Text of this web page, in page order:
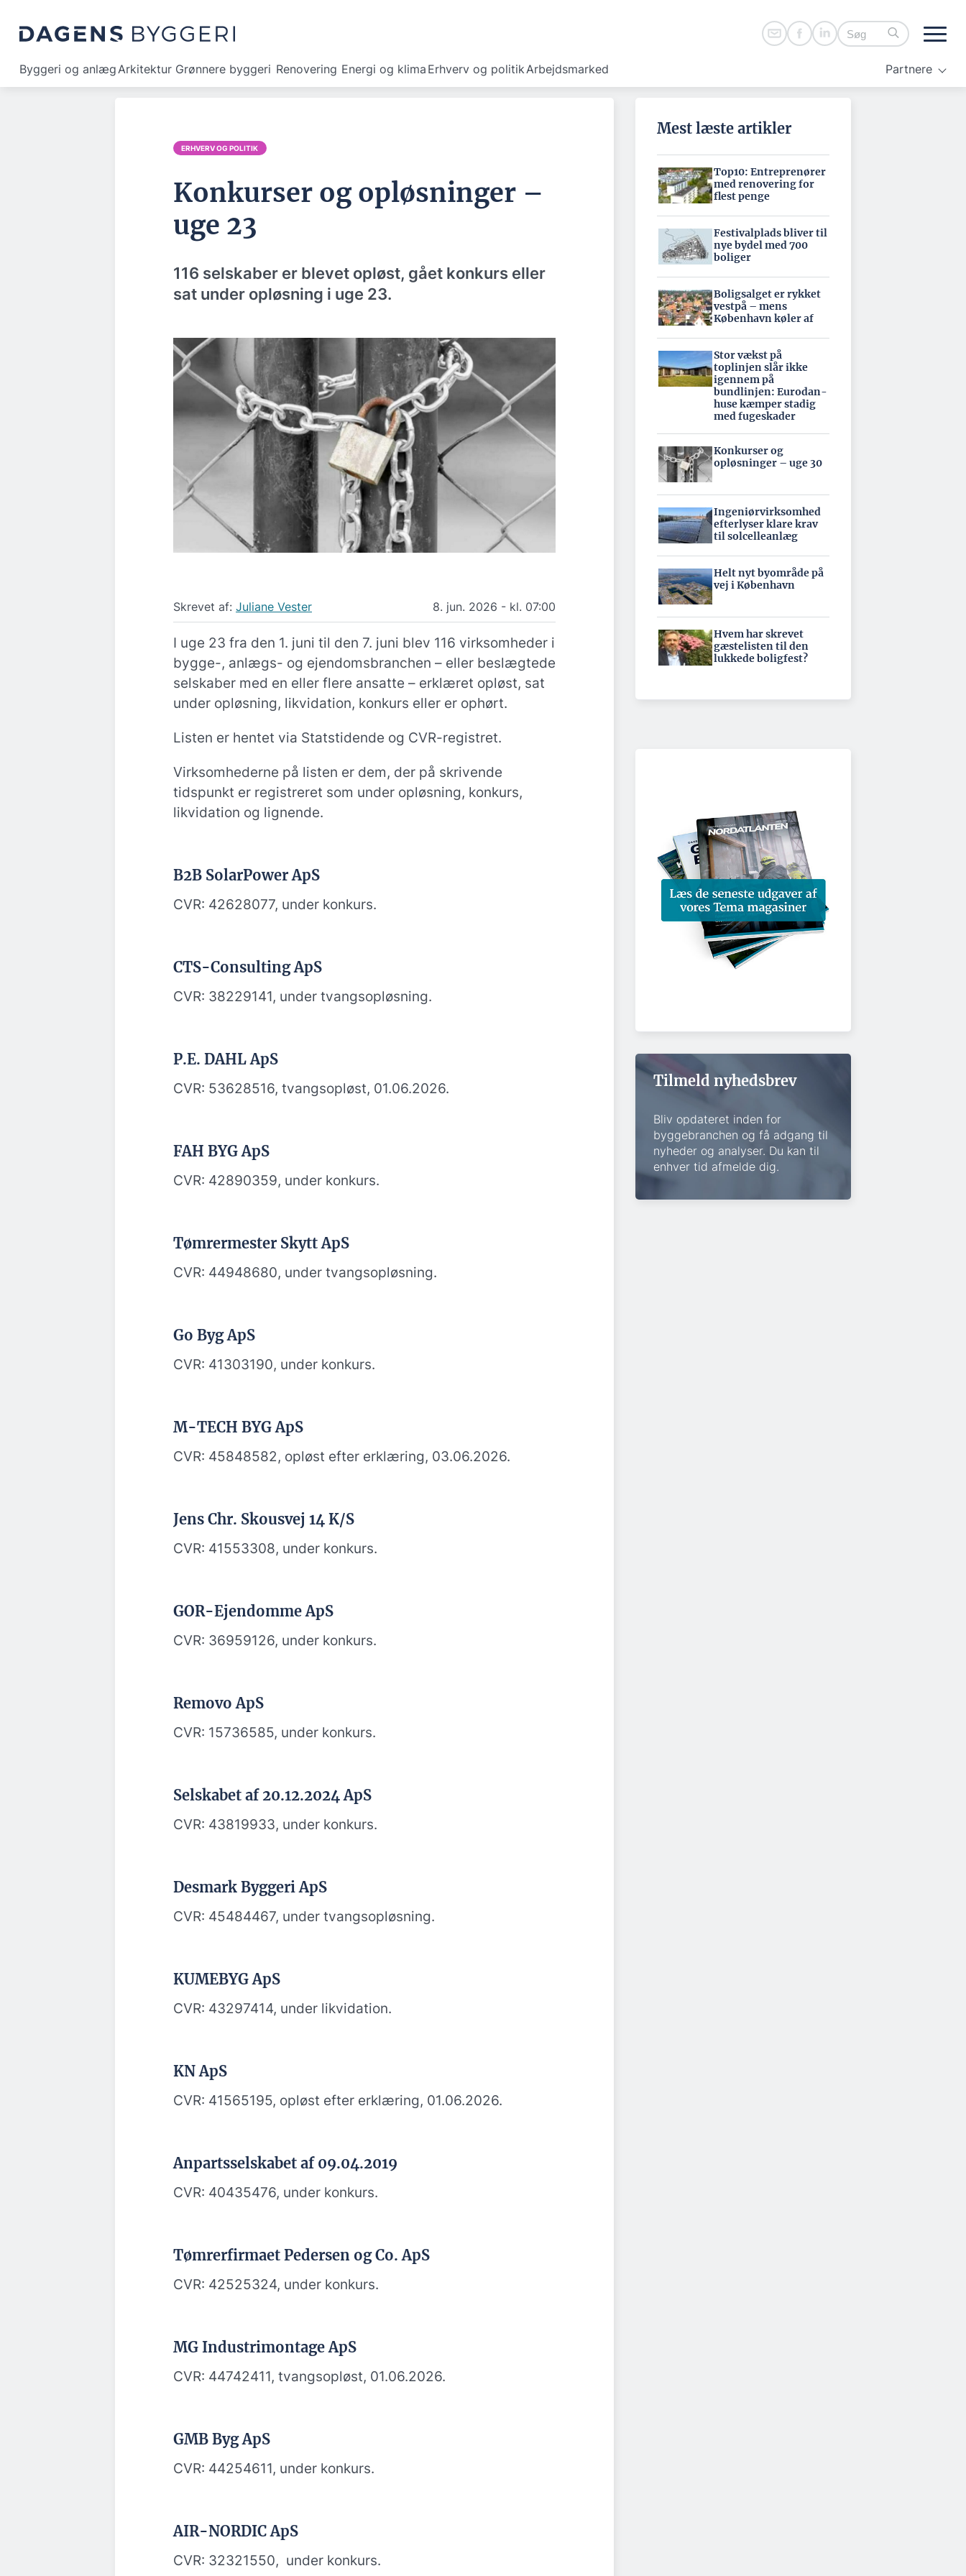
Byggeri og anlægArkitektur Grønnere byggeri Renovering Energi og klima Erhverv og politikArbejdsmarked Partnere
ERHVERV OG POLITIK
Konkurser og opløsninger –
uge 23
116 selskaber er blevet opløst, gået konkurs eller
sat under opløsning i uge 23.
Skrevet af: Juliane Vester 8. jun. 2026 - kl. 07:00
I uge 23 fra den 1. juni til den 7. juni blev 116 virksomheder i
bygge-, anlægs- og ejendomsbranchen – eller beslægtede
selskaber med en eller flere ansatte – erklæret opløst, sat
under opløsning, likvidation, konkurs eller er ophørt.
Listen er hentet via Statstidende og CVR-registret.
Virksomhederne på listen er dem, der på skrivende
tidspunkt er registreret som under opløsning, konkurs,
likvidation og lignende.
B2B SolarPower ApS
CVR: 42628077, under konkurs.
CTS-Consulting ApS
CVR: 38229141, under tvangsopløsning.
P.E. DAHL ApS
CVR: 53628516, tvangsopløst, 01.06.2026.
FAH BYG ApS
CVR: 42890359, under konkurs.
Tømrermester Skytt ApS
CVR: 44948680, under tvangsopløsning.
Go Byg ApS
CVR: 41303190, under konkurs.
M-TECH BYG ApS
CVR: 45848582, opløst efter erklæring, 03.06.2026.
Jens Chr. Skousvej 14 K/S
CVR: 41553308, under konkurs.
GOR-Ejendomme ApS
CVR: 36959126, under konkurs.
Removo ApS
CVR: 15736585, under konkurs.
Selskabet af 20.12.2024 ApS
CVR: 43819933, under konkurs.
Desmark Byggeri ApS
CVR: 45484467, under tvangsopløsning.
KUMEBYG ApS
CVR: 43297414, under likvidation.
KN ApS
CVR: 41565195, opløst efter erklæring, 01.06.2026.
Anpartsselskabet af 09.04.2019
CVR: 40435476, under konkurs.
Tømrerfirmaet Pedersen og Co. ApS
CVR: 42525324, under konkurs.
MG Industrimontage ApS
CVR: 44742411, tvangsopløst, 01.06.2026.
GMB Byg ApS
CVR: 44254611, under konkurs.
AIR-NORDIC ApS
CVR: 32321550, under konkurs.
Mest læste artikler
Top10: Entreprenører
med renovering for
flest penge
Festivalplads bliver til
nye bydel med 700
boliger
Boligsalget er rykket
vestpå – mens
København køler af
Stor vækst på
toplinjen slår ikke
igennem på
bundlinjen: Eurodan-
huse kæmper stadig
med fugeskader
Konkurser og
opløsninger – uge 30
Ingeniørvirksomhed
efterlyser klare krav
til solcelleanlæg
Helt nyt byområde på
vej i København
Hvem har skrevet
gæstelisten til den
lukkede boligfest?
Tilmeld nyhedsbrev
Bliv opdateret inden for
byggebranchen og få adgang til
nyheder og analyser. Du kan til
enhver tid afmelde dig.